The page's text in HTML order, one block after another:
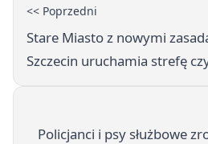
<< Poprzedni
Stare Miasto z nowymi
Szczecin uruchamia strefę
Policjanci i psy służbowe